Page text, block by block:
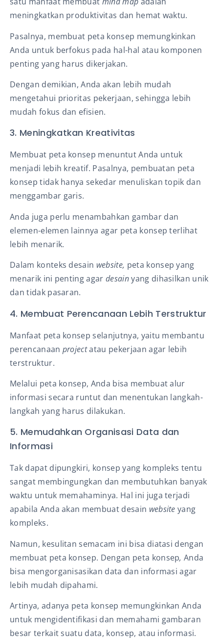
meningkatkan produktivitas dan hemat waktu.
Pasalnya, membuat peta konsep memungkinkan
Anda untuk berfokus pada hal-hal atau komponen
penting yang harus dikerjakan.
Dengan demikian, Anda akan lebih mudah
mengetahui prioritas pekerjaan, sehingga lebih
mudah fokus dan efisien.
3. Meningkatkan Kreativitas
Membuat peta konsep menuntut Anda untuk
menjadi lebih kreatif. Pasalnya, pembuatan peta
konsep tidak hanya sekedar menuliskan topik dan
menggambar garis.
Anda juga perlu menambahkan gambar dan
elemen-elemen lainnya agar peta konsep terlihat
lebih menarik.
Dalam konteks desain website, peta konsep yang
menarik ini penting agardesainyang dihasilkan unik
dan tidak pasaran.
4. Membuat Perencanaan Lebih Terstruktur
Manfaat peta konsep selanjutnya, yaitu membantu
perencanaan projectatau pekerjaan agar lebih
terstruktur.
Melalui peta konsep, Anda bisa membuat alur
informasi secara runtut dan menentukan langkah-
langkah yang harus dilakukan.
5. Memudahkan Organisasi Data dan
Informasi
Tak dapat dipungkiri, konsep yang kompleks tentu
sangat membingungkan dan membutuhkan banyak
waktu untuk memahaminya. Hal ini juga terjadi
apabila Anda akan membuat desain websiteyang
kompleks.
Namun, kesulitan semacam ini bisa diatasi dengan
membuat peta konsep. Dengan peta konsep,Anda
bisa mengorganisasikan data dan informasi agar
lebih mudah dipahami.
Artinya, adanya peta konsep memungkinkan Anda
untuk mengidentifikasi dan memahami gambaran
besar terkait suatu data, konsep, atau informasi.